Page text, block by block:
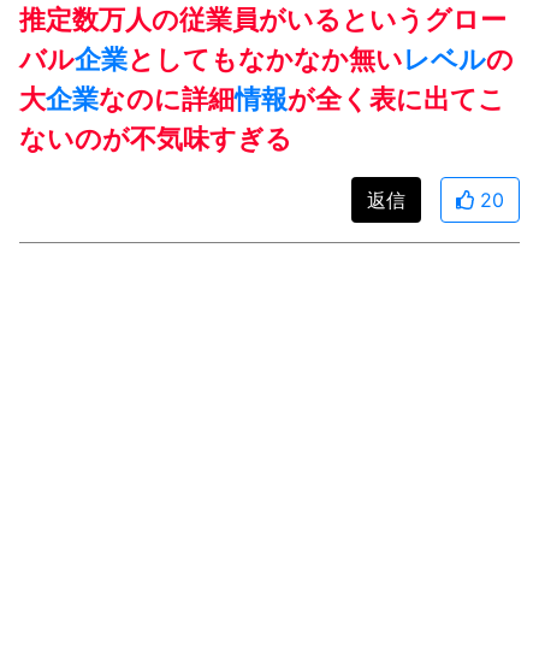
推定数万人の従業員がいるというグロー
バル企業としてもなかなか無いレベルの
大企業なのに詳細情報が全く表に出てこ
ないのが不気味すぎる
返信 20